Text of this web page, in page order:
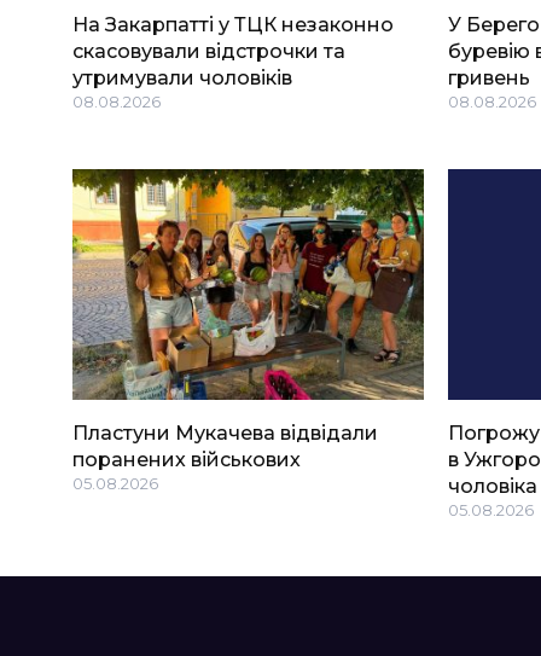
На Закарпатті у ТЦК незаконно
скасовували відстрочки та
утримували чоловіків
08.08.2026
У
буревію
гривень
08.08.2026
Пластуни Мукачева відвідали
поранених військових
05.08.2026
в
чоловіка
05.08.2026